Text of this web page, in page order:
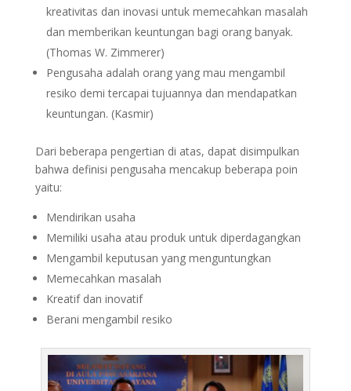
kreativitas dan inovasi untuk memecahkan masalah
dan memberikan keuntungan bagi orang banyak.
(Thomas W. Zimmerer)
Pengusaha adalah orang yang mau mengambil
resiko demi tercapai tujuannya dan mendapatkan
keuntungan. (Kasmir)
Dari beberapa pengertian di atas, dapat disimpulkan
bahwa definisi pengusaha mencakup beberapa poin
yaitu:
Mendirikan usaha
Memiliki usaha atau produk untuk diperdagangkan
Mengambil keputusan yang menguntungkan
Memecahkan masalah
Kreatif dan inovatif
Berani mengambil resiko